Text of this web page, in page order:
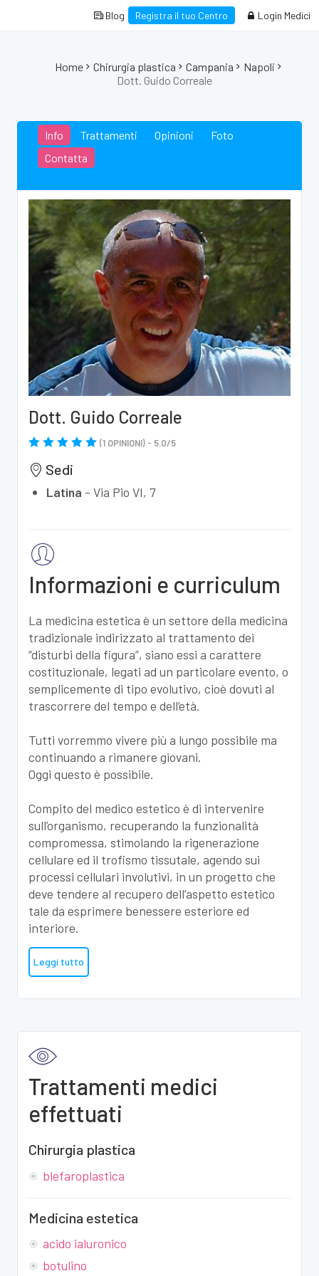
Blog Registra il tuo Centro Login Medici
Home Chirurgia plastica Campania
Napoli
Dott. Guido Correale
Info Trattamenti Opinioni
Foto
Contatta
Dott. Guido Correale
(1 OPINIONI) - 5.0/5
Sedi
Latina - Via Pio VI, 7
Informazioni e curriculum
La medicina estetica è un settore della medicina
tradizionale indirizzato al trattamento dei
“disturbi della figura”, siano essi a carattere
costituzionale, legati ad un particolare evento, o
semplicemente di tipo evolutivo, cioè dovuti al
trascorrere del tempo e dell’età.
Tutti vorremmo vivere più a lungo possibile ma
continuando a rimanere giovani.
Oggi questo è possibile.
Compito del medico estetico è di intervenire
sull’organismo, recuperando la funzionalità
compromessa, stimolando la rigenerazione
cellulare ed il trofismo tissutale, agendo sui
processi cellulari involutivi, in un progetto che
deve tendere al recupero dell’aspetto estetico
tale da esprimere benessere esteriore ed
interiore.
Leggi tutto
Trattamenti medici
effettuati
Chirurgia plastica
blefaroplastica
Medicina estetica
acido ialuronico
botulino